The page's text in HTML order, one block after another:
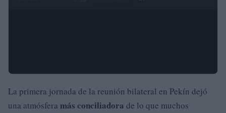
La primera jornada de la reunión bilateral en Pekín dejó
una atmósfera más conciliadora de lo que muchos